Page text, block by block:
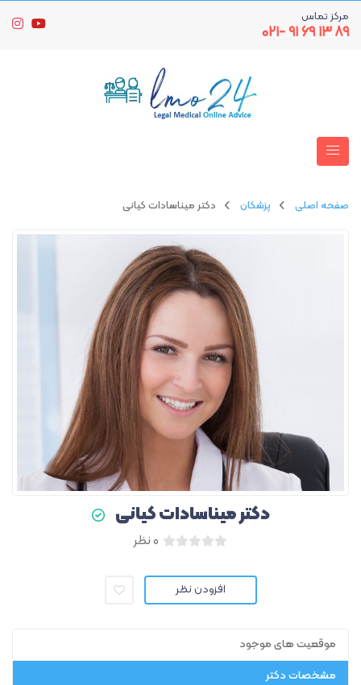
مرکز تماس
۸۹ ۱۳ ۶۹ ۹۱ -۰۲۱
صفحه اصلی پزشکان دکتر میناسادات کیانی
دکتر میناسادات کیانی
۰ نظر
افزودن نظر
موقعیت های موجود
مشخصات دکتر